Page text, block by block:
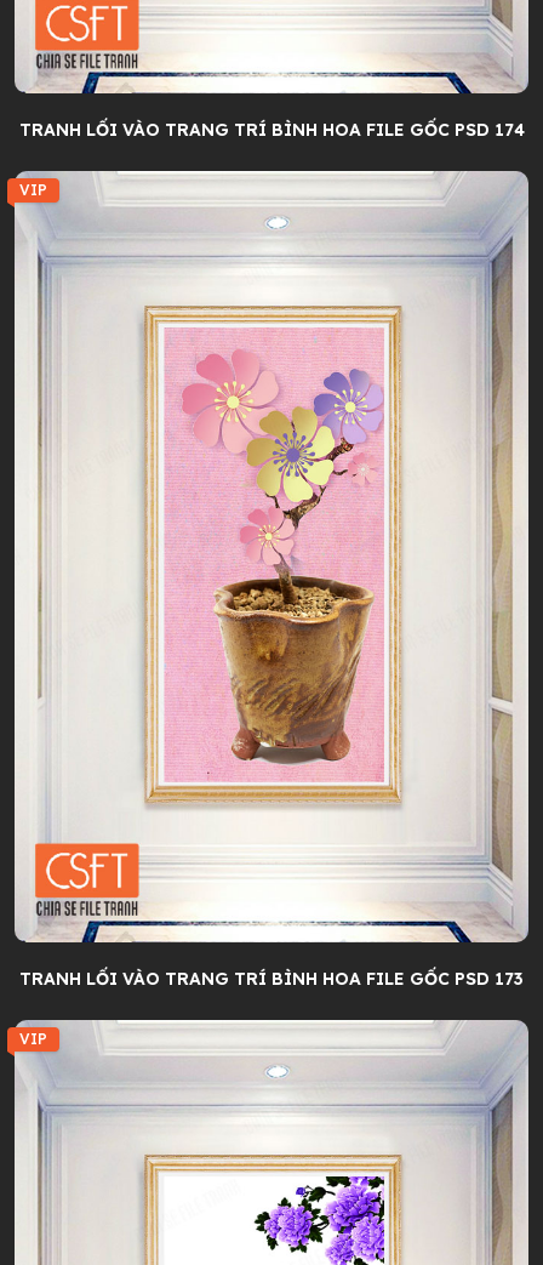
TRANH LỐI VÀO TRANG TRÍ BÌNH HOA FILE GỐC PSD 174
VIP
TRANH LỐI VÀO TRANG TRÍ BÌNH HOA FILE GỐC PSD 173
VIP